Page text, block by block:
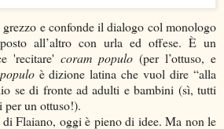
grezzo e confonde il dialogo col monologo
all’altro con urla ed offese. È un
'recitare' coram populo (per l’ottuso, e
è dizione latina che vuol dire “alla
se di fronte ad adulti e bambini (sì, tutti
per un ottuso!).
di Flaiano, oggi è pieno di idee. Ma non le